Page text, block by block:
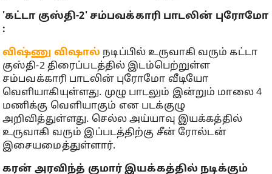
'கட்டா குஸ்தி-2' சம்பவக்காரி பாடலின் புரோமோ
:
விஷ்ணு விஷால் நடிப்பில் உருவாகி வரும் கட்டா
குஸ்தி-2 திரைப்படத்தில் இடம்பெற்றுள்ள
சம்பவக்காரி பாடலின் புரோமோ வீடியோ
வெளியாகியுள்ளது. முழு பாடலும் இன்றும் மாலை 4
மணிக்கு வெளியாகும் என படக்குழு
அறிவித்துள்ளது. செல்ல அய்யாவு இயக்கத்தில்
உருவாகி வரும் இப்படத்திற்கு சீன் ரோல்டன்
இசையமைத்துள்ளார்.
கரன் அரவிந்த் குமார் இயக்கத்தில் நடிக்கும்